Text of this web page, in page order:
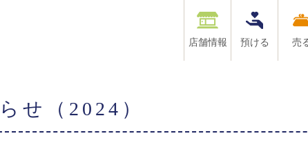
店舗情報 預ける 売
せ（2024）